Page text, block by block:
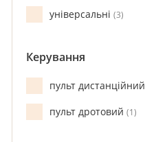
універсальні 3
Керування
пульт дистанційний
пульт дротовий 1